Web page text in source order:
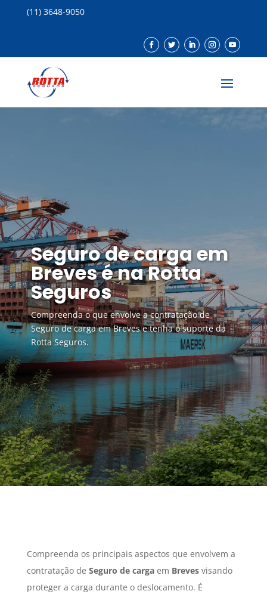
(11) 3648-9050
Seguro de carga em
Breves é na Rotta
Seguros
Compreenda o que envolve a contratação de
Seguro de carga em Breves e tenha o suporte da
Rotta Seguros.
Compreenda os principais aspectos que envolvem a
contratação de Seguro de cargaem Brevesvisando
proteger a carga durante o deslocamento. É